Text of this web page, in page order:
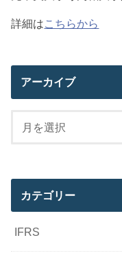
詳細はこちらから
アーカイブ
カテゴリー
IFRS